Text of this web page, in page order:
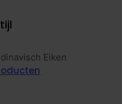
Eiken